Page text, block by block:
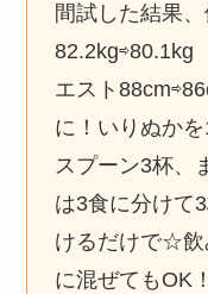
間試した結果
エスト
に！いりぬか
スプーン3杯、
は3食に分けて
けるだけで☆飲
に混ぜてもOK！